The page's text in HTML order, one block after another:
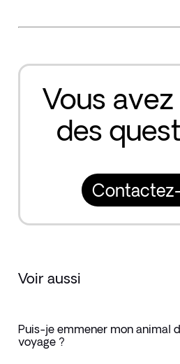
Vous
des
Voir aussi
Puis-je emmener mon animal
voyage ?